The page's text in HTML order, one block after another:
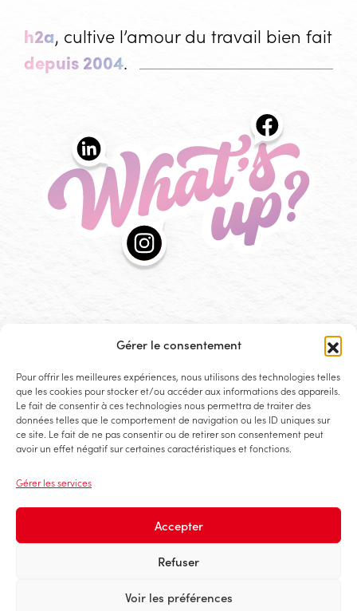
Gérer le consentement
Pour offrir les meilleures expériences, nous utilisons des technologies telles
que les cookies pour stocker et/ou accéder aux informations des appareils.
Le fait de consentir à ces technologies nous permettra de traiter des
données telles que le comportement de navigation ou les ID uniques sur
ce site. Le fait de ne pas consentir ou de retirer son consentement peut
avoir un effet négatif sur certaines caractéristiques et fonctions.
Gérer les services
Accepter
Refuser
Voir les préférences
h2a, cultive l’amour du travail bien fait
depuis 2004.
Les actualités de l'agence h2a
h2a s.a.
12‌9, r‌ue Laure‌nt Ména‌ger
info@h2a.lu +352 26 36 64-1